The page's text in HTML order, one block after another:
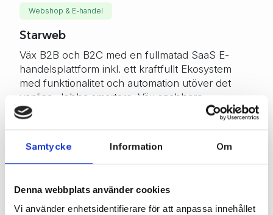
Samtycke Information Om
Denna webbplats använder cookies
Vi använder enhetsidentifierare för att anpassa innehållet
Webshop & E-handel
Starweb
Väx B2B och B2C med en fullmatad SaaS E-
handelsplattform inkl. ett kraftfullt Ekosystem
med funktionalitet och automation utöver det
vanliga. Jobba smartare. Väx snabbare.